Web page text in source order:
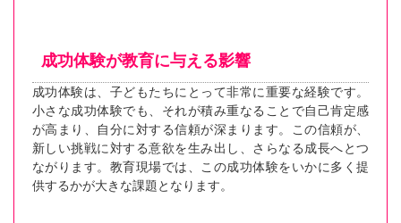
成功体験が教育に与える影響
成功体験は、子どもたちにとって非常に重要な経験です。
小さな成功体験でも、それが積み重なることで自己肯定感
が高まり、自分に対する信頼が深まります。この信頼が、
新しい挑戦に対する意欲を生み出し、さらなる成長へとつ
ながります。教育現場では、この成功体験をいかに多く提
供するかが大きな課題となります。